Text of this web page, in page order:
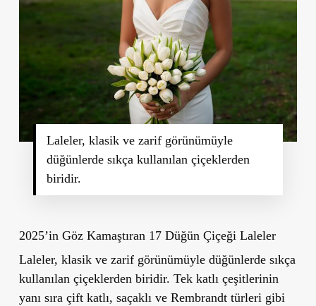
Laleler, klasik ve zarif görünümüyle
düğünlerde sıkça kullanılan çiçeklerden
biridir.
2025’in Göz Kamaştıran 17 Düğün Çiçeği Laleler
Laleler, klasik ve zarifgörünümüyle düğünlerde sıkça
kullanılan çiçeklerden biridir. Tek katlı çeşitlerinin
yanı sıra çift katlı, saçaklı ve Rembrandt türleri gibi